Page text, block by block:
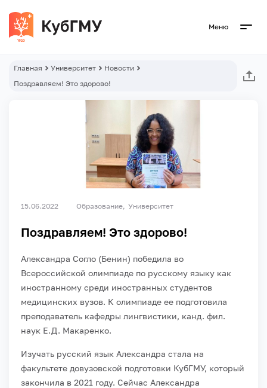
Меню
Главная Университет
Новости
Поздравляем! Это здорово!
15.06.2022 Образование Университет
Поздравляем! Это здорово!
Александра Согло (Бенин) победила во
Всероссийской олимпиаде по русскому языку как
иностранному среди иностранных студентов
медицинских вузов. К олимпиаде ее подготовила
преподаватель кафедры лингвистики, канд. фил.
наук Е.Д. Макаренко.
Изучать русский язык Александра стала на
факультете довузовской подготовки КубГМУ, который
закончила в 2021 году. Сейчас Александра